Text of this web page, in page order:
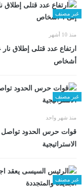
غير مصنف
منذ 10 أشهر
أشخاص
غير مصنف
منذ شهر واحد
قوات حرس الحدود تواصل
الاستراتيجية
غير مصنف